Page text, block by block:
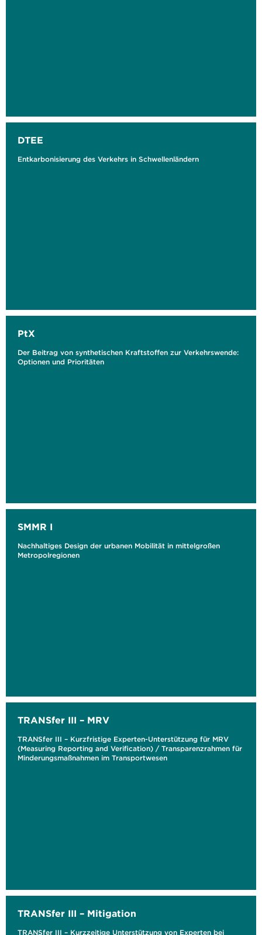
DTEE
Entkarbonisierung des Verkehrs in Schwellenländern
PtX
Der Beitrag von synthetischen Kraftstoffen zur Verkehrswende:
Optionen und Prioritäten
SMMR I
Nachhaltiges Design der urbanen Mobilität in mittelgroßen
Metropolregionen
TRANSfer III – MRV
TRANSfer III – Kurzfristige Experten-Unterstützung für MRV
(Measuring Reporting and Verification) / Transparenzrahmen für
Minderungsmaßnahmen im Transportwesen
TRANSfer III – Mitigation
TRANSfer III – Kurzzeitige Unterstützung von Experten bei